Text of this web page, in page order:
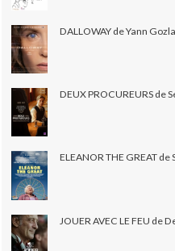
DALLOWAY de Yann
DEUX PROCUREURS de
ELEANOR THE GREAT
JOUER AVEC LE FEU de